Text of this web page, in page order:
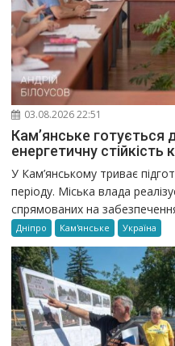
03.08.2026 22:51
Кам’янське
енергетичну стійкість
У Кам’янському триває
періоду. Міська влада
спрямованих на
Дніпро Кам'янське Україна